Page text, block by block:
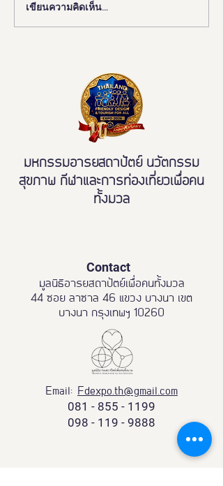
งานดี “ยูดี” ที่ทุกคนต้องห้าม
พลาด!
เขียนความคิดเห็น…
มหกรรมอารยสถาปัตย์ นวัตกรรม
สุขภาพ กีฬาและการท่องเที่ยวเพื่อคน
ทั้งมวล
Contact
มูลนิธิอารยสถาปัตย์เพื่อคนทั้งมวล
44 ซอย ลาซาล 46 แขวง บางนา เขต
บางนา กรุงเทพฯ 10260
Email: Fdexpo.th@gmail.com
081 - 855 - 1199
098 - 119 - 9888